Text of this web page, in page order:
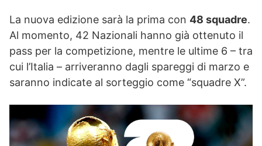
La nuova edizione sarà la prima con 48 squadre.
Al momento, 42 Nazionali hanno già ottenuto il
pass per la competizione, mentre le ultime 6 – tra
cui l’Italia – arriveranno dagli spareggi di marzo e
saranno indicate al sorteggio come “squadre X”.